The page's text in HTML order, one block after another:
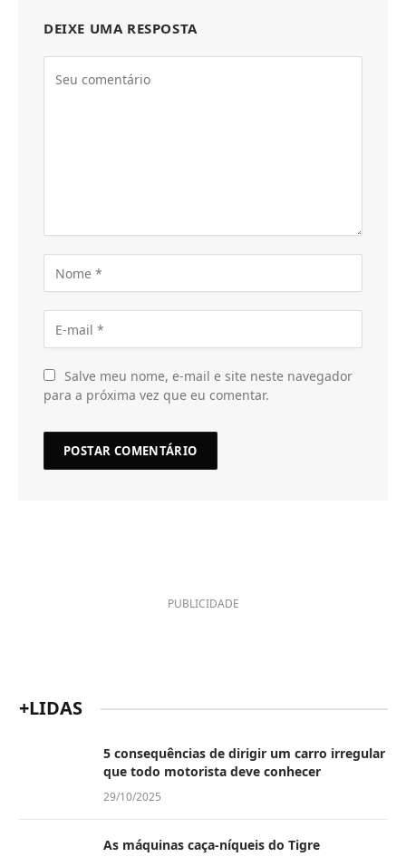
DEIXE UMA RESPOSTA
Salve meu nome, e-mail e site neste navegador
para a próxima vez que eu comentar.
PUBLICIDADE
+LIDAS
5 consequências de dirigir um carro irregular
que todo motorista deve conhecer
29/10/2025
As máquinas caça-níqueis do Tigre